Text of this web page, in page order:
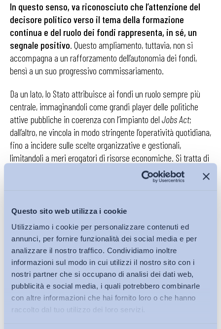
Questo sito web utilizza i cookie
Utilizziamo i cookie per personalizzare contenuti ed
annunci, per fornire funzionalità dei social media e per
analizzare il nostro traffico. Condividiamo inoltre
informazioni sul modo in cui utilizzi il nostro sito con i
nostri partner che si occupano di analisi dei dati web,
pubblicità e social media, i quali potrebbero combinarle
con altre informazioni che hai fornito loro o che hanno
raccolto dal tuo utilizzo dei loro servizi.
In questo senso, va riconosciuto che l’attenzione del
decisore politico verso il tema della formazione
continua e del ruolo dei fondi rappresenta, in sé, un
segnale positivo. Questo ampliamento, tuttavia, non si
accompagna a un rafforzamento dell’autonomia dei fondi,
bensì a un suo progressivo commissariamento.
Da un lato, lo Stato attribuisce ai fondi un ruolo sempre più
centrale, immaginandoli come grandi player delle politiche
attive pubbliche in coerenza con l’impianto del Jobs Act;
dall’altro, ne vincola in modo stringente l’operatività quotidiana,
fino a incidere sulle scelte organizzative e gestionali,
limitandoli a meri erogatori di risorse economiche. Si tratta di
una torsione non neutrale, perché i fondi non nascono come
articolazioni amministrative dello Stato, ma come strumenti
hanno costituiti (vedi M. Tiraboschi,
interprofessionali per la formazione continua in Italia: bilancio
di una esperienza, in Professionalità Studi,2022). La loro
vocazione originaria non è quella di sostituirsi agli attori
pubblici, ma di affiancarli, valorizzando la prossimità ai
fabbisogni di imprese e lavoratori.
Questo slittamento emerge con particolare chiarezza
nel rafforzamento del ruolo del Ministero del lavoro